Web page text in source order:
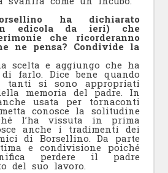
ha dichiarato
(in edicola da ieri) che
che ricorderanno
ne pensa? Condivide la
scelta e aggiungo che ha
farlo. Dice bene quando
tanti si sono appropriati
memoria del padre. In
usata per tornaconti
conosce la solitudine
l’ha vissuta in prima
anche i tradimenti dei
di Borsellino. Da parte
e condivisione poiché
perdere il padre
del suo lavoro.